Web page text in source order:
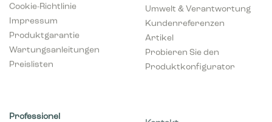
Cookie-Richtlinie
Impressum
Produktgarantie
Wartungsanleitungen
Preislisten
Umwelt & Verantwortung
Kundenreferenzen
Artikel
Probieren Sie den
Produktkonfigurator
Professionel